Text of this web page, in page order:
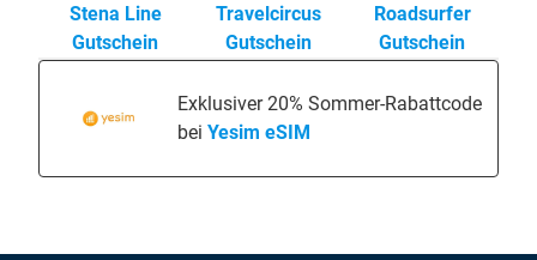
Stena Line
Gutschein
Travelcircus
Gutschein
Roadsurfer
Gutschein
Exklusiver 20% Sommer-Rabattcode
bei Yesim eSIM